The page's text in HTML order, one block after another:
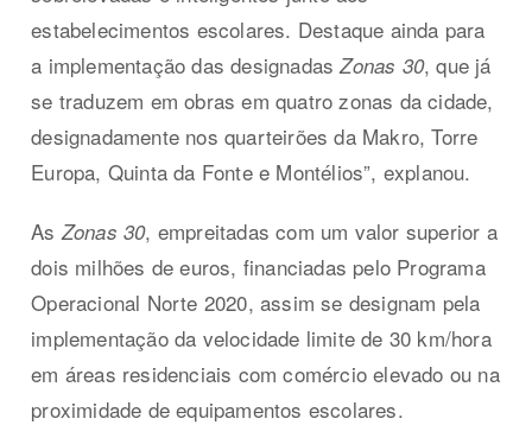
estabelecimentos escolares. Destaque ainda para
a implementação das designadasZonas 30, que já
se traduzem em obras em quatro zonas da cidade,
designadamente nos quarteirões da Makro, Torre
Europa, Quinta da Fonte e Montélios”, explanou.
As Zonas 30, empreitadas com um valor superior a
dois milhões de euros, financiadas pelo Programa
Operacional Norte 2020, assim se designam pela
implementação da velocidade limite de 30 km/hora
em áreas residenciais com comércio elevado ou na
proximidade de equipamentos escolares.